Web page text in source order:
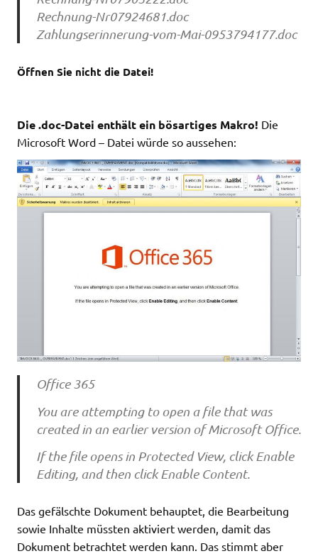
Rechnung-Nr07924681.doc
Zahlungserinnerung-vom-Mai-0953794177.doc
Öffnen Sie nicht die Datei!
Die .doc-Datei enthält ein bösartiges Makro! Die
Microsoft Word – Datei würde so aussehen:
Office 365
You are attempting to open a file that was
created in an earlier version of Microsoft Office.
If the file opens in Protected View, click Enable
Editing, and then click Enable Content.
Das gefälschte Dokument behauptet, die Bearbeitung
sowie Inhalte müssten aktiviert werden, damit das
Dokument betrachtet werden kann. Das stimmt aber